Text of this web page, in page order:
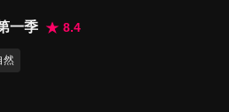
三軍戰鬥力 荷姆茲海峽若遭封
鎖 摧毀全球經濟
51
一季 8.4
然